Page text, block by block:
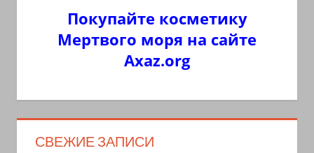
Покупайте косметику
Мертвого моря на сайте
Axaz.org
СВЕЖИЕ ЗАПИСИ